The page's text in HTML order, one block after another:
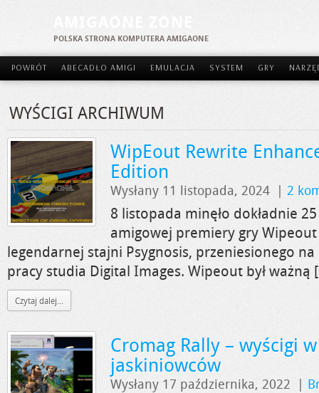
POLSKA STRONA KOMPUTERA AMIGAONE
POWRÓT ABECADŁO AMIGI EMULACJA SYSTEM GRY
WYŚCIGI ARCHIWUM
WipEout Rewrite
Edition
Wysłany 11 listopada, 2024 | 2
8 listopada minęło dokładnie
amigowej premiery gry
legendarnej stajni Psygnosis, przeniesionego
pracy studia Digital Images. Wipeout był ważną
Czytaj dalej...
Cromag Rally – wyścigi
jaskiniowców
Wysłany 17 października, 2022 |